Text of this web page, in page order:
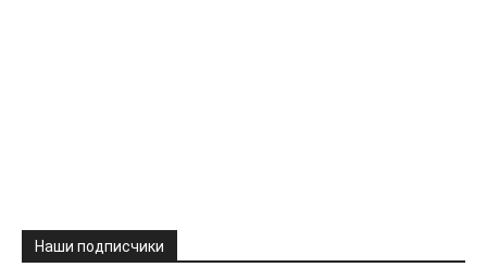
Наши подписчики